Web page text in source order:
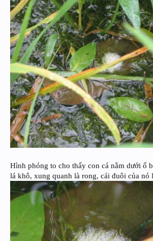
Hình phóng to cho thấy con cá nằm dưới ổ
lá khô, xung quanh là rong, cái đuôi của nó